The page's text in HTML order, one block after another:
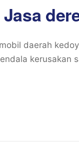
Jasa
daerah
kerusakan